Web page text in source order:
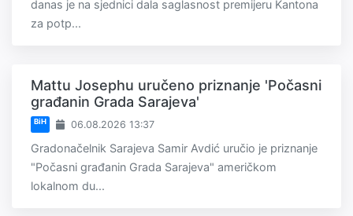
danas je na sjednici dala saglasnost premijeru Kantona
za potp...
Mattu Josephu uručeno priznanje 'Počasni
građanin Grada Sarajeva'
BiH 06.08.2026 13:37
Gradonačelnik Sarajeva Samir Avdić uručio je priznanje
"Počasni građanin Grada Sarajeva" američkom
lokalnom du...